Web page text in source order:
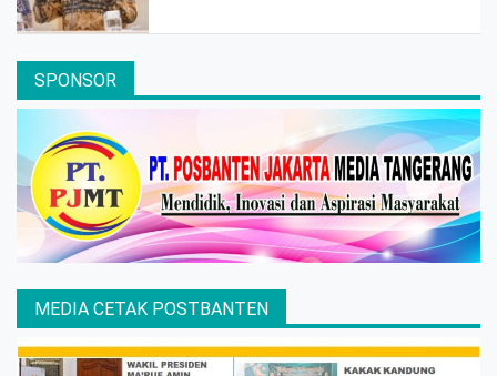
SPONSOR
MEDIA CETAK POSTBANTEN